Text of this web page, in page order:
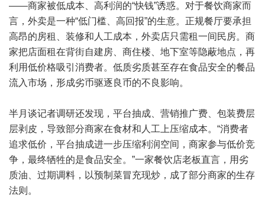
——商家被低成本、高利润的“快钱”诱惑。对于餐饮商家而
言，外卖是一种“低门槛、高回报”的生意。正规餐厅要承担
高昂的房租、装修和人工成本，外卖店只需租一间民房。商
家把店面租在背街自建房、商住楼、地下室等隐蔽地点，再
利用低价格吸引消费者。低质劣质甚至存在食品安全的餐品
流入市场，形成劣币驱逐良币的不良影响。
半月谈记者调研还发现，平台抽成、营销推广费、包装费层
层剥皮，导致部分商家在食材和人工上压缩成本。“消费者
追求低价，平台抽成进一步压缩利润空间，商家参与低价竞
争，最终牺牲的是食品安全。”一家餐饮店老板直言，用劣
质油、过期调料，以预制菜冒充现炒，成了部分商家的生存
法则。